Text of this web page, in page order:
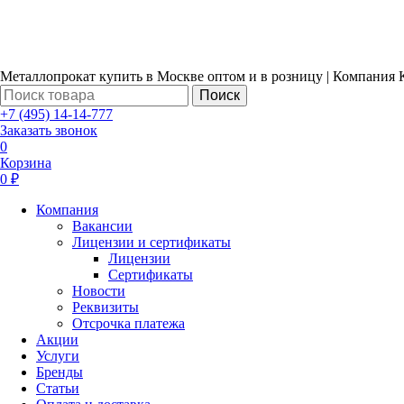
Металлопрокат купить в Москве оптом и в розницу | Компания
Поиск
+7 (495) 14-14-777
Заказать звонок
0
Корзина
0 ₽
Компания
Вакансии
Лицензии и сертификаты
Лицензии
Сертификаты
Новости
Реквизиты
Отсрочка платежа
Акции
Услуги
Бренды
Статьи